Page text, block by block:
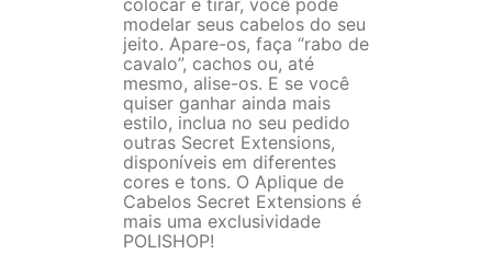
colocar e tirar, você pode
modelar seus cabelos do seu
jeito. Apare-os, faça “rabo de
cavalo”, cachos ou, até
mesmo, alise-os. E se você
quiser ganhar ainda mais
estilo, inclua no seu pedido
outras Secret Extensions,
disponíveis em diferentes
cores e tons. O Aplique de
Cabelos Secret Extensions é
mais uma exclusividade
POLISHOP!